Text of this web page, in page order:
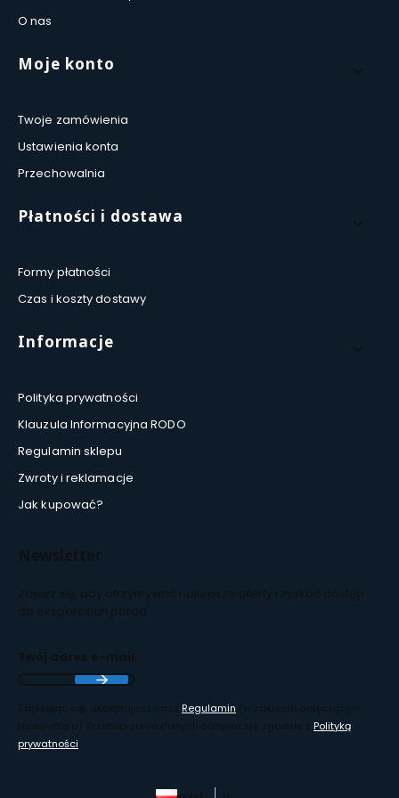
O nas
Moje konto
Twoje zamówienia
Ustawienia konta
Przechowalnia
Płatności i dostawa
Formy płatności
Czas i koszty dostawy
Informacje
Polityka prywatności
Klauzula Informacyjna RODO
Regulamin sklepu
Zwroty i reklamacje
Jak kupować?
Newsletter
Zapisz się, aby otrzymywać najlepsze oferty i zyskać dostęp
do eksperckich porad.
Twój adres e-mail
Zapisując się, akceptujesz nasz Regulamin (w zakresie dotyczącym
Newslettera). Przetwarzanie danych odbywa się zgodnie z Polityką
prywatności